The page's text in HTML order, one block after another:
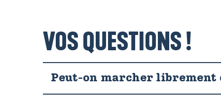
VOS QUESTIONS !
Peut-on marcher librement